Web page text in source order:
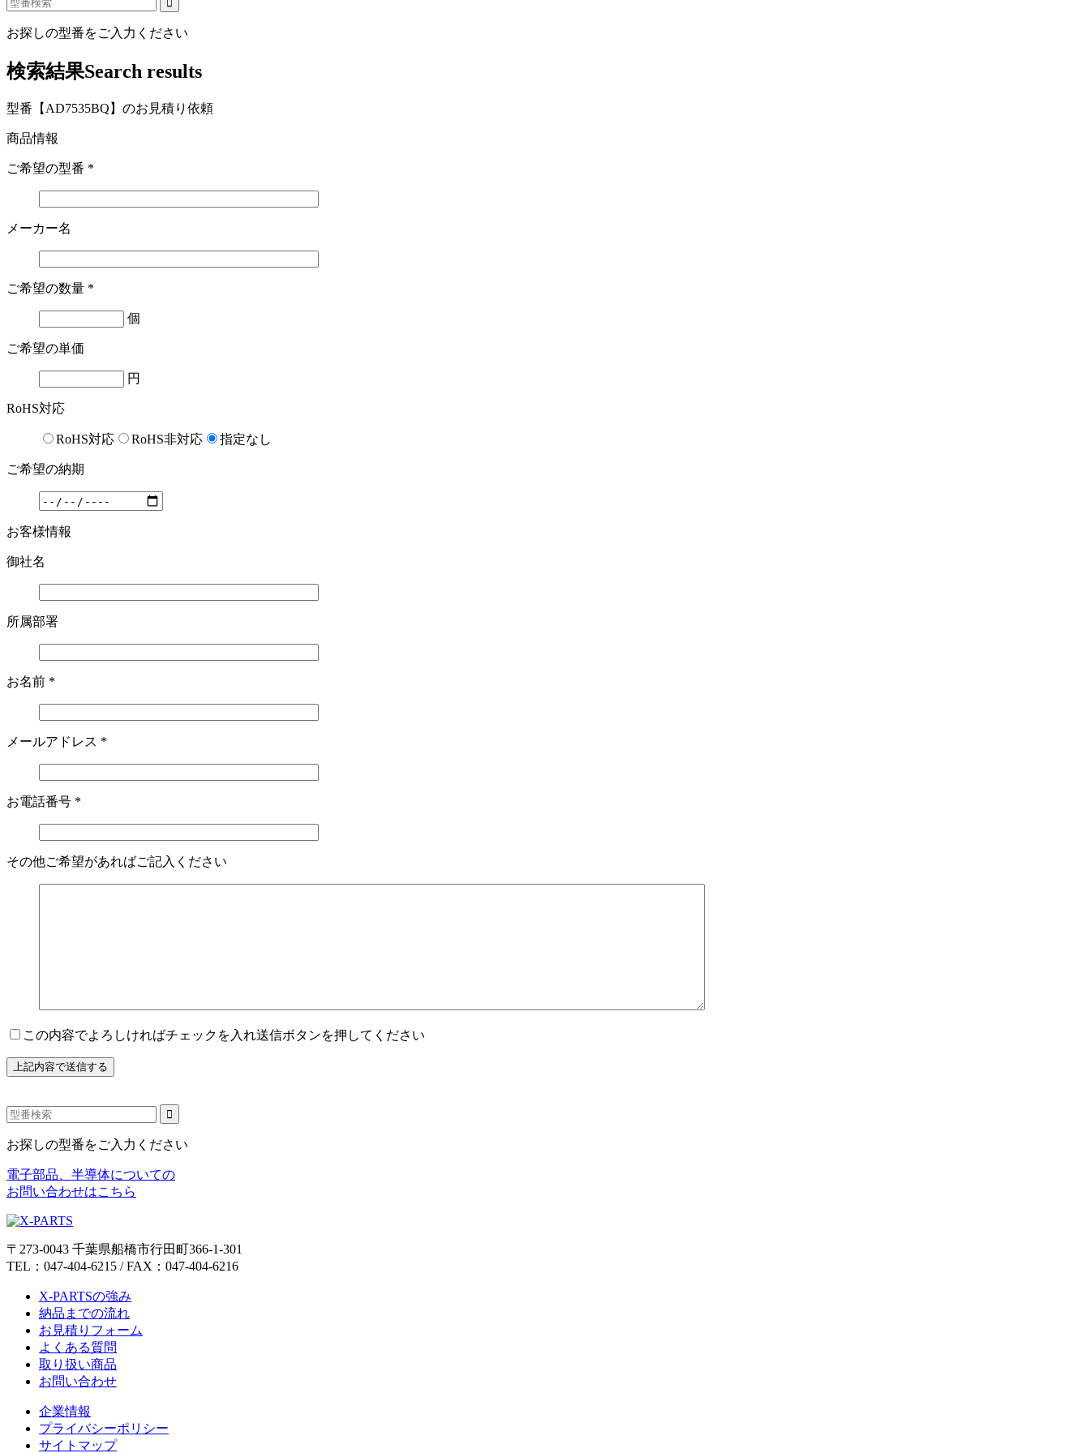
お探しの型番をご入力ください
検索結果Search results
型番【AD7535BQ】のお見積り依頼
商品情報
ご希望の型番 *
メーカー名
ご希望の数量 *
個
ご希望の単価
円
RoHS対応
RoHS対応 RoHS非対応 指定なし
ご希望の納期
お客様情報
御社名
所属部署
お名前 *
メールアドレス *
お電話番号 *
その他ご希望があればご記入ください
この内容でよろしければチェックを入れ送信ボタンを押してください
お探しの型番をご入力ください
電子部品、半導体についての
お問い合わせはこちら
〒273-0043 千葉県船橋市行田町366-1-301
TEL：047-404-6215 / FAX：047-404-6216
X-PARTSの強み
納品までの流れ
お見積りフォーム
よくある質問
取り扱い商品
お問い合わせ
企業情報
プライバシーポリシー
サイトマップ